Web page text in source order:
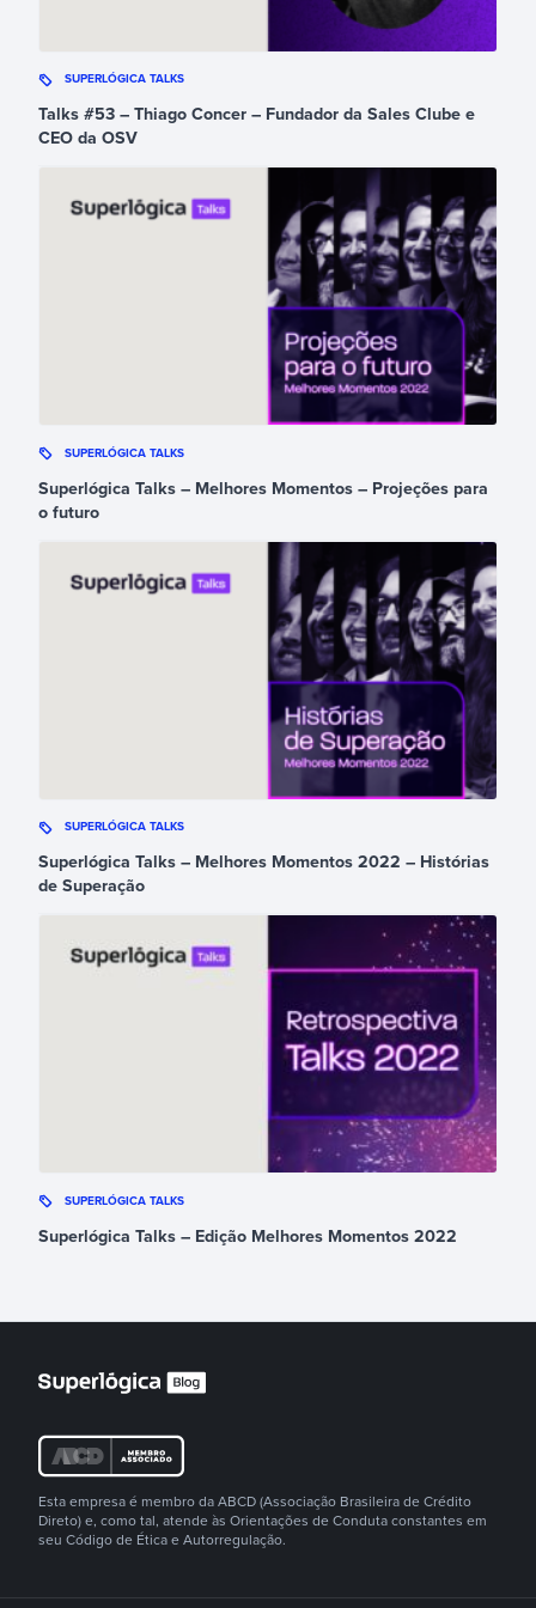
SUPERLÓGICA TALKS
Talks #53 – Thiago Concer – Fundador da Sales Clube e
CEO da OSV
SUPERLÓGICA TALKS
Superlógica Talks – Melhores Momentos – Projeções para
o futuro
SUPERLÓGICA TALKS
Superlógica Talks – Melhores Momentos 2022 – Histórias
de Superação
SUPERLÓGICA TALKS
Superlógica Talks – Edição Melhores Momentos 2022
Esta empresa é membro da ABCD (Associação Brasileira de Crédito
Direto) e, como tal, atende às Orientações de Conduta constantes em
seu Código de Ética e Autorregulação.